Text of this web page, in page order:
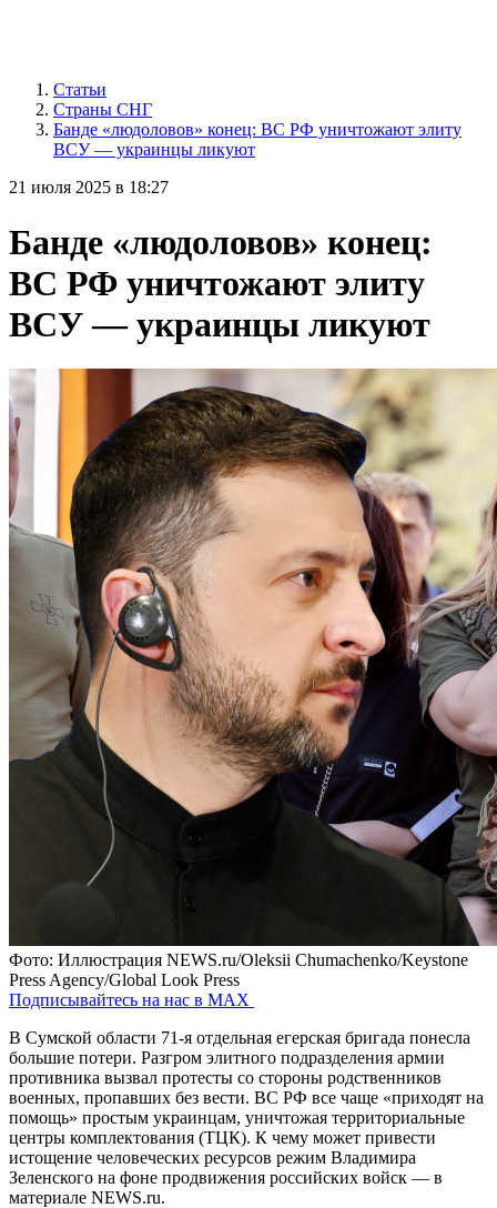
Статьи
Страны СНГ
Банде «людоловов» конец: ВС РФ уничтожают элиту
ВСУ — украинцы ликуют
21 июля 2025 в 18:27
Банде «людоловов» конец:
ВС РФ уничтожают элиту
ВСУ — украинцы ликуют
Фото: Иллюстрация NEWS.ru/Oleksii Chumachenko/Keystone
Press Agency/Global Look Press
Подписывайтесь на нас в MAX
В Сумской области 71-я отдельная егерская бригада понесла
большие потери. Разгром элитного подразделения армии
противника вызвал протесты со стороны родственников
военных, пропавших без вести. ВС РФ все чаще «приходят на
помощь» простым украинцам, уничтожая территориальные
центры комплектования (ТЦК). К чему может привести
истощение человеческих ресурсов режим Владимира
Зеленского на фоне продвижения российских войск — в
материале NEWS.ru.